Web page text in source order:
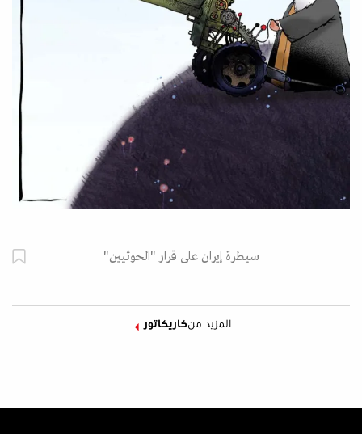
سيطرة إيران على قرار "الحوثيين"
المزيد منكاريكاتور